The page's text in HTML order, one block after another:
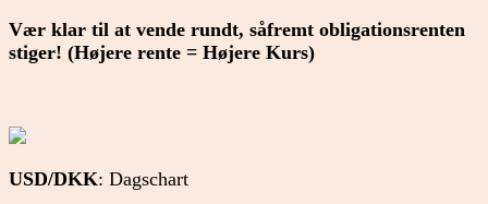
Vær klar til at vende rundt, såfremt obligationsrenten
stiger! (Højere rente = Højere Kurs)
USD/DKK: Dagschart